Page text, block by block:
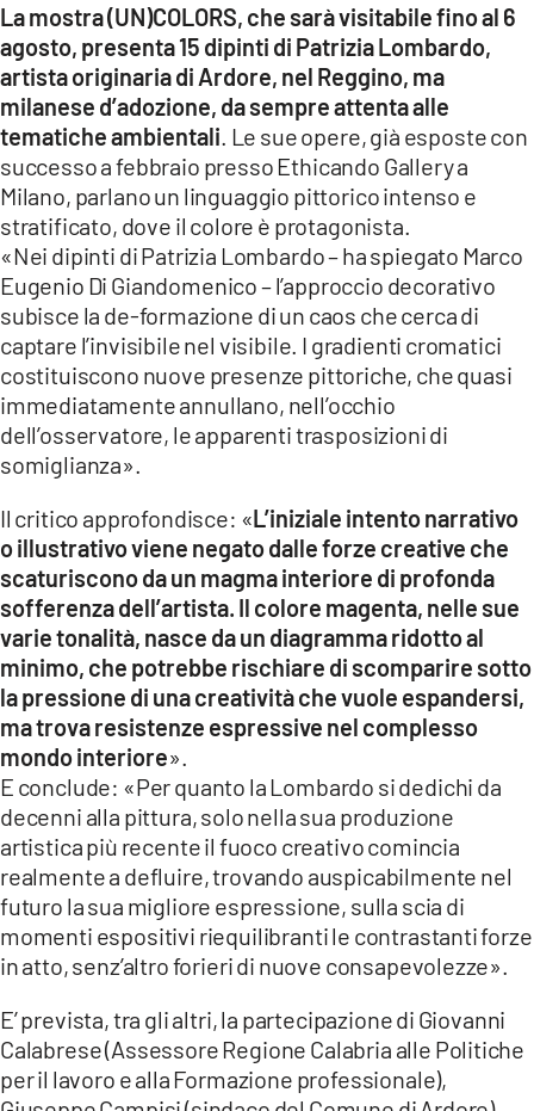
La mostra (UN)COLORS, che sarà visitabile fino al 6
agosto, presenta 15 dipinti di Patrizia Lombardo,
artista originaria di Ardore, nel Reggino, ma
milanese d’adozione, da sempre attenta alle
tematiche ambientali . Le sue opere, già esposte con
successo a febbraio presso Ethicando Gallery a
Milano, parlano un linguaggio pittorico intenso e
stratificato, dove il colore è protagonista.
«Nei dipinti di Patrizia Lombardo – ha spiegato Marco
Eugenio Di Giandomenico – l’approccio decorativo
subisce la de-formazione di un caos che cerca di
captare l’invisibile nel visibile. I gradienti cromatici
costituiscono nuove presenze pittoriche, che quasi
immediatamente annullano, nell’occhio
dell’osservatore, le apparenti trasposizioni di
somiglianza».
Il critico approfondisce: «L’iniziale intento narrativo
o illustrativo viene negato dalle forze creative che
scaturiscono da un magma interiore di profonda
sofferenza dell’artista. Il colore magenta, nelle sue
varie tonalità, nasce da un diagramma ridotto al
minimo, che potrebbe rischiare di scomparire sotto
la pressione di una creatività che vuole espandersi,
ma trova resistenze espressive nel complesso
mondo interiore».
E conclude: «Per quanto la Lombardo si dedichi da
decenni alla pittura, solo nella sua produzione
artistica più recente il fuoco creativo comincia
realmente a defluire, trovando auspicabilmente nel
futuro la sua migliore espressione, sulla scia di
momenti espositivi riequilibranti le contrastanti forze
in atto, senz’altro forieri di nuove consapevolezze».
E’ prevista, tra gli altri, la partecipazione di Giovanni
Calabrese (Assessore Regione Calabria alle Politiche
per il lavoro e alla Formazione professionale),